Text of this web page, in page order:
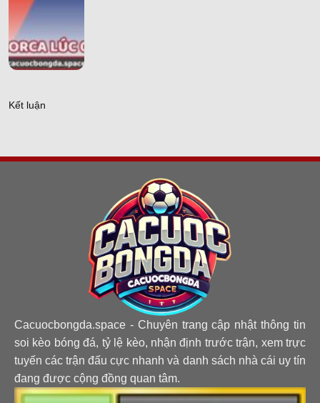
Đá Getafe Vs
Mallorca Lúc
02h30 Ngày
14/5
Kết luận
Cacuocbongda.space - Chuyên trang cập nhật thông tin
soi kèo bóng đá, tỷ lệ kèo, nhận định trước trận, xem trực
tuyến các trận đấu cực nhanh và danh sách nhà cái uy tín
đang được cộng đồng quan tâm.